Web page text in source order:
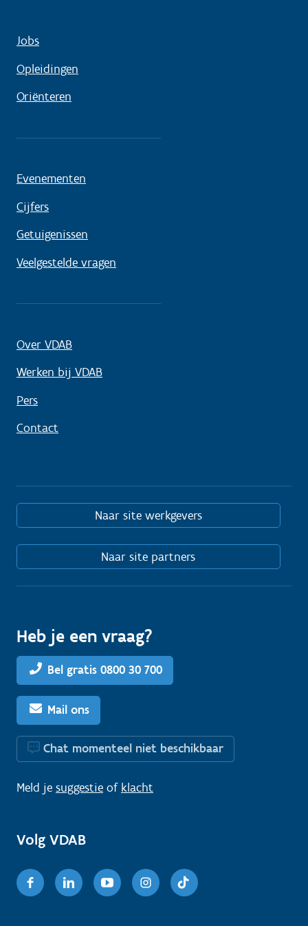
Jobs
Opleidingen
Oriënteren
Evenementen
Cijfers
Getuigenissen
Veelgestelde vragen
Over VDAB
Werken bij VDAB
Pers
Contact
Naar site werkgevers
Naar site partners
Heb je een vraag?
Bel gratis 0800 30 700
Mail ons
Chat momenteel niet beschikbaar
Meld je suggestie of klacht
Volg VDAB
FacebookLinkedinYoutubeInstagram